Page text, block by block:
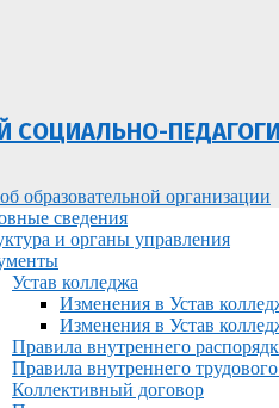
СОЦИАЛЬНО-
образовательной организации
сведения
и органы управления
Устав колледжа
Изменения в Устав
Изменения в Устав
Правила внутреннего
Правила внутреннего
Коллективный договор